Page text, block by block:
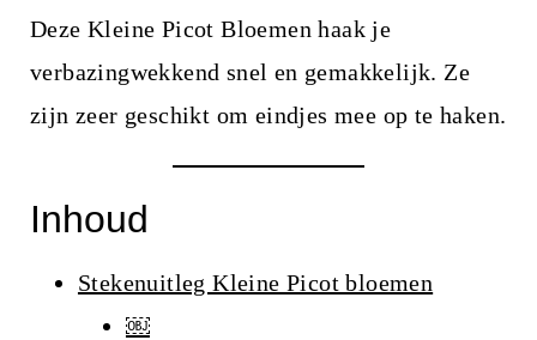
Deze Kleine Picot Bloemen haak je
verbazingwekkend snel en gemakkelijk. Ze
zijn zeer geschikt om eindjes mee op te haken.
Inhoud
Stekenuitleg Kleine Picot bloemen
￼